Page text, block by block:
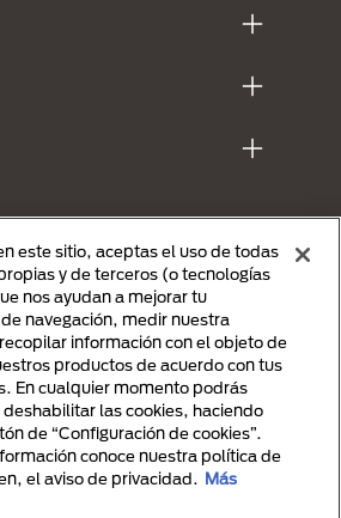
Purina
owned by Société des Produits Nestlé S.A.,
or are used with permission.
este sitio, aceptas el uso de todas
y de terceros (o tecnologías
nos ayudan a mejorar tu
navegación, medir nuestra
información con el objeto de
productos de acuerdo con tus
En cualquier momento podrás
deshabilitar las cookies, haciendo
de “Configuración de cookies”.
conoce nuestra política de
el aviso de privacidad. Más